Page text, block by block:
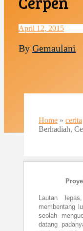
April 12, 2015
By Gemaulani
Home » cerita
Berhadiah,
Lautan
membentang
seolah
datang